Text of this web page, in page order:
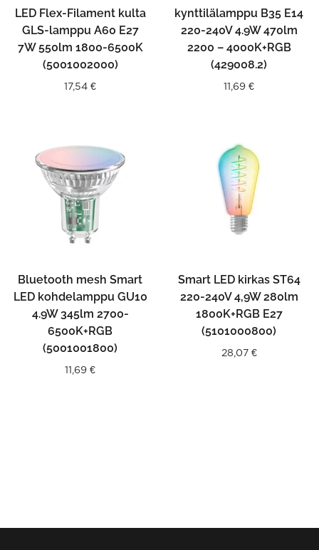
LED Flex-Filament kulta
GLS-lamppu A60 E27
7W 550lm 1800-6500K
(5001002000)
17,54 €
kynttilälamppu B35 E14
220-240V 4.9W 470lm
2200 – 4000K+RGB
(429008.2)
11,69 €
Bluetooth mesh Smart
LED kohdelamppu GU10
4.9W 345lm 2700-
6500K+RGB
(5001001800)
11,69 €
Smart LED kirkas ST64
220-240V 4,9W 280lm
1800K+RGB E27
(5101000800)
28,07 €